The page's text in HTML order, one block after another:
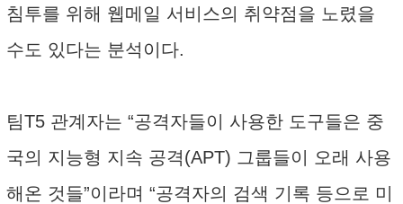
침투를 위해 웹메일 서비스의 취약점을 노렸을
수도 있다는 분석이다.
팀T5 관계자는 “공격자들이 사용한 도구들은 중
국의 지능형 지속 공격(APT) 그룹들이 오래 사용
해온 것들”이라며 “공격자의 검색 기록 등으로 미